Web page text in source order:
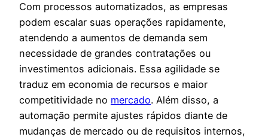
Com processos automatizados, as empresas
podem escalar suas operações rapidamente,
atendendo a aumentos de demanda sem
necessidade de grandes contratações ou
investimentos adicionais. Essa agilidade se
traduz em economia de recursos e maior
competitividade no mercado. Além disso, a
automação permite ajustes rápidos diante de
mudanças de mercado ou de requisitos internos,